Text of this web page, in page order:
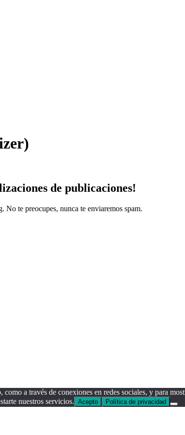
de publicaciones!
No te preocupes, nunca te enviaremos spam.
a través de conexiones en redes sociales, y para
nuestros servicios. Acepto Política de privacidad